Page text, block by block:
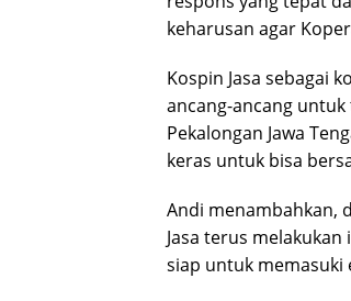
keharusan agar
Kospin Jasa sebagai
ancang-ancang
Pekalongan Jawa
keras untuk bisa
Andi menambahkan,
Jasa terus
siap untuk memasuki